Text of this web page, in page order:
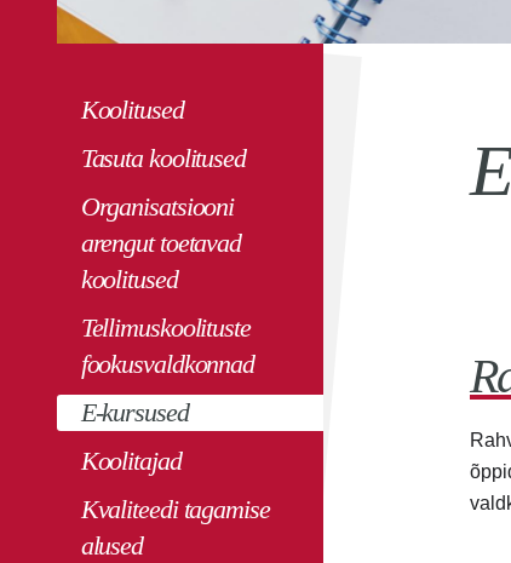
Koolitused
Tasuta koolitused
Organisatsiooni
arengut toetavad
koolitused
Tellimuskoolituste
fookusvaldkonnad
E-kursused
Koolitajad
Kvaliteedi tagamise
alused